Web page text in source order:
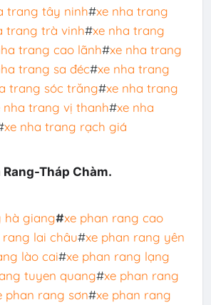
trang tây ninh#xe nha trang
trang trà vinh#xe nha trang
trang cao lãnh#xe nha trang
trang sa đéc#xe nha trang
trang sóc trăng#xe nha trang
nha trang vị thanh#xe nha
xe nha trang rạch giá
Rang-Tháp Chàm.
hà giang#xe phan rang cao
rang lai châu#xe phan rang yên
lào cai#xe phan rang lạng
tuyen quang#xe phan rang
phan rang sơn#xe phan rang